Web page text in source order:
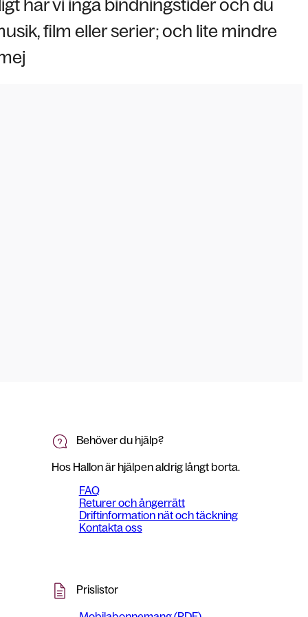
har vi inga bindningstider och du
film eller serier; och lite mindre
Behöver du hjälp?
Hos Hallon är hjälpen aldrig långt borta.
FAQ
Returer och ångerrätt
Driftinformation nät och täckning
Kontakta oss
Prislistor